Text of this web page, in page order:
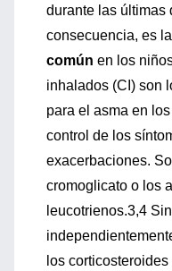
durante las últimas
consecuencia, es
común en los
inhalados (CI) son
para el asma en
control de los
exacerbaciones.
cromoglicato o los
leucotrienos.3,4
los